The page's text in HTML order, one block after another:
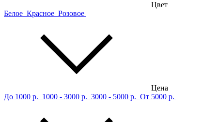
Цвет
Белое Красное Розовое
Цена
До 1000 р. 1000 - 3000 р. 3000 - 5000 р. От 5000 р.